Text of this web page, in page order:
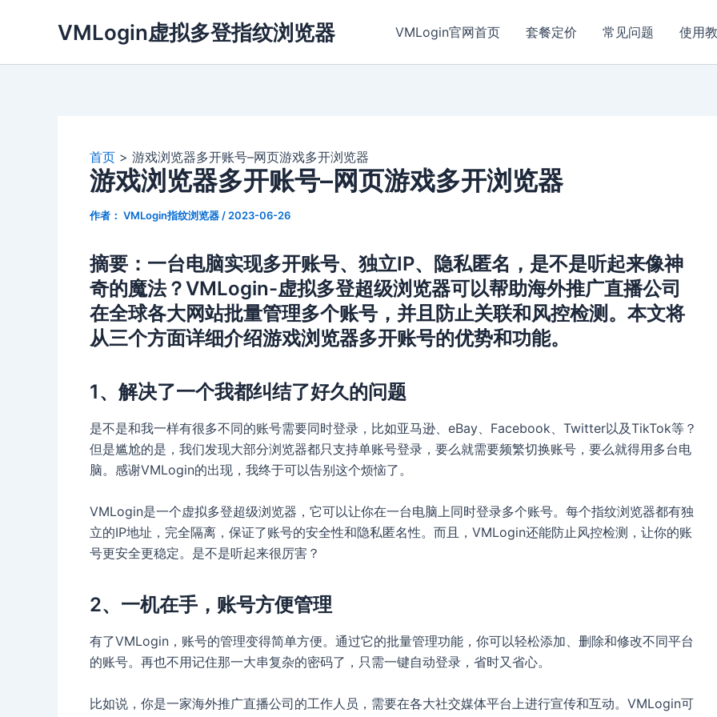
VMLogin虚拟多登指纹浏览器 VMLogin官网首页 套餐定价 常见问题 使用
首页 游戏浏览器多开账号–网页游戏多开浏览器
游戏浏览器多开账号–网页游戏多开浏览器
作者： VMLogin指纹浏览器 / 2023-06-26
摘要：一台电脑实现多开账号、独立IP、隐私匿名，是不是听起来像神
奇的魔法？VMLogin-虚拟多登超级浏览器可以帮助海外推广直播公司
在全球各大网站批量管理多个账号，并且防止关联和风控检测。本文将
从三个方面详细介绍游戏浏览器多开账号的优势和功能。
1、解决了一个我都纠结了好久的问题
是不是和我一样有很多不同的账号需要同时登录，比如亚马逊、eBay、Facebook、Twitter以及TikTok等？
但是尴尬的是，我们发现大部分浏览器都只支持单账号登录，要么就需要频繁切换账号，要么就得用多台电
脑。感谢VMLogin的出现，我终于可以告别这个烦恼了。
VMLogin是一个虚拟多登超级浏览器，它可以让你在一台电脑上同时登录多个账号。每个指纹浏览器都有独
立的IP地址，完全隔离，保证了账号的安全性和隐私匿名性。而且，VMLogin还能防止风控检测，让你的账
号更安全更稳定。是不是听起来很厉害？
2、一机在手，账号方便管理
有了VMLogin，账号的管理变得简单方便。通过它的批量管理功能，你可以轻松添加、删除和修改不同平台
的账号。再也不用记住那一大串复杂的密码了，只需一键自动登录，省时又省心。
比如说，你是一家海外推广直播公司的工作人员，需要在各大社交媒体平台上进行宣传和互动。VMLogin可